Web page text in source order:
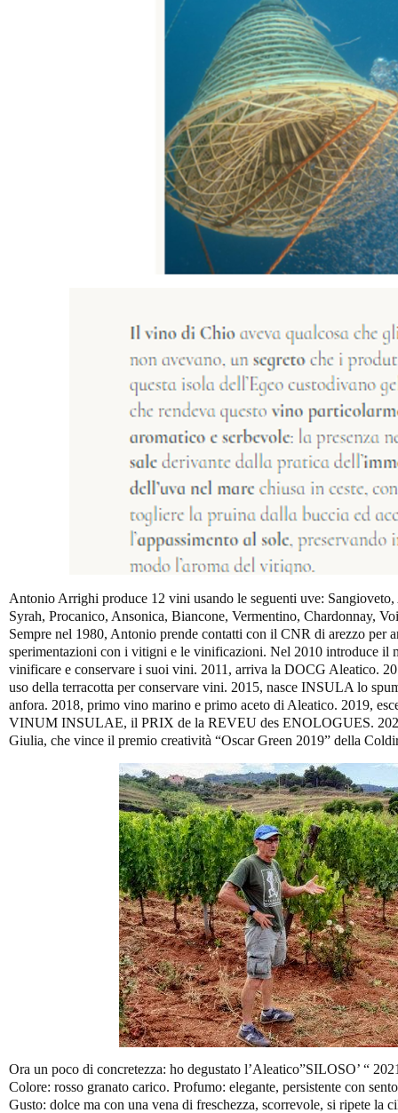
Antonio Arrighi produce 12 vini usando le seguenti uve:
Syrah, Procanico, Ansonica, Biancone, Vermentino, Chardonnay,
Sempre nel 1980, Antonio prende contatti con il CNR di arezzo per
sperimentazioni con i vitigni e le vinificazioni. Nel 2010 introduce il
vinificare e conservare i suoi vini. 2011, arriva la DOCG Aleatico.
uso della terracotta per conservare vini. 2015, nasce INSULA lo
anfora. 2018, primo vino marino e primo aceto di Aleatico. 2019,
VINUM INSULAE, il PRIX de la REVEU des ENOLOGUES.
Giulia, che vince il premio creatività “Oscar Green 2019” della
Ora un poco di concretezza: ho degustato l’Aleatico”SILOSO’ “
Colore: rosso granato carico. Profumo: elegante, persistente con
Gusto: dolce ma con una vena di freschezza, scorrevole, si ripete la